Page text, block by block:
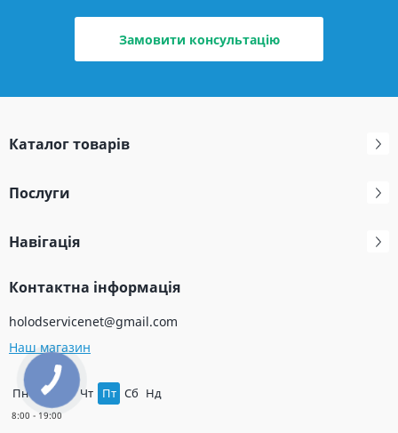
Замовити консультацію
Каталог товарів
Послуги
Навігація
Контактна інформація
holodservicenet@gmail.com
Наш магазин
Пн Вт Чт Пт Сб Нд